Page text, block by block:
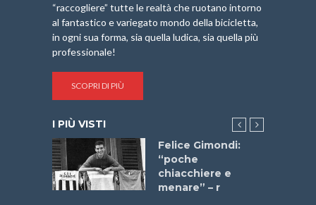
“raccogliere” tutte le realtà che ruotano intorno
al fantastico e variegato mondo della bicicletta,
in ogni sua forma, sia quella ludica, sia quella più
professionale!
SCOPRI DI PIÙ
I PIÙ VISTI
Felice Gimondi:
“poche
chiacchiere e
menare” – r